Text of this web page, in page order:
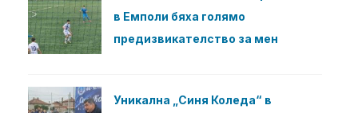
в Емполи бяха голямо
предизвикателство за мен
Уникална „Синя Коледа“ в